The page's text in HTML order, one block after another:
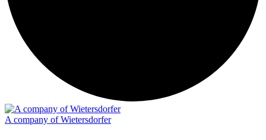
A company of Wietersdorfer